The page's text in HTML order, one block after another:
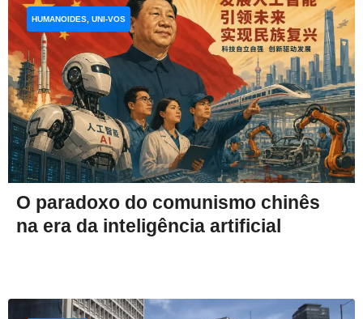
O paradoxo do comunismo chinês
na era da inteligência artificial
HUMANOIDES, UNI-VOS